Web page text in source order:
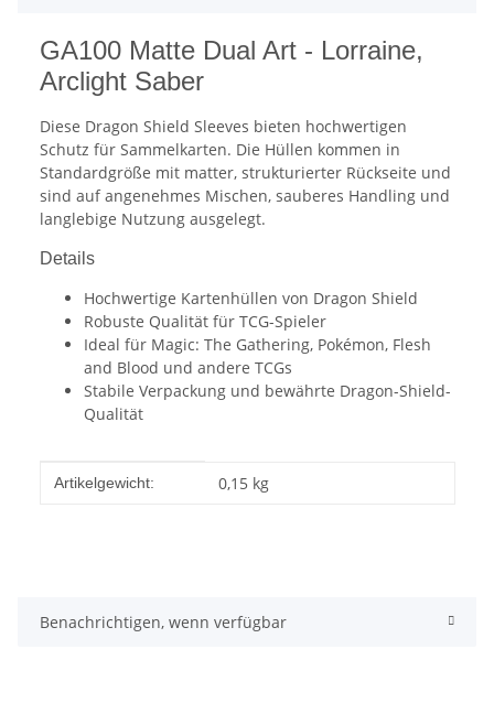
GA100 Matte Dual Art - Lorraine,
Arclight Saber
Diese Dragon Shield Sleeves bieten hochwertigen
Schutz für Sammelkarten. Die Hüllen kommen in
Standardgröße mit matter, strukturierter Rückseite und
sind auf angenehmes Mischen, sauberes Handling und
langlebige Nutzung ausgelegt.
Details
Hochwertige Kartenhüllen von Dragon Shield
Robuste Qualität für TCG-Spieler
Ideal für Magic: The Gathering, Pokémon, Flesh
and Blood und andere TCGs
Stabile Verpackung und bewährte Dragon-Shield-
Qualität
Produkteigenschaft
Wert
Artikelgewicht: 0,15 kg
Benachrichtigen, wenn verfügbar